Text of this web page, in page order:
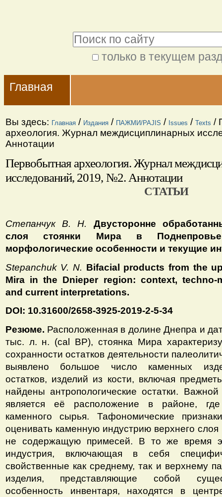
содержимому.
Перейти
навигации
только в текущем
поиск
Navigation
Главная
Вы здесь: Главная / Издания / ПАЖМИ/PAJIS / Issues / Texts /
археология. Журнал междисциплинарных
Аннотации
Первобытная археология. Журнал
исследований, 2019, №2. Аннотации
СТАТЬИ
Степанчук В. Н.
Двусторонне
слоя стоянки Мира в
морфологические особенности и текущие
Stepanchuk V. N. Bifacial products from the
Mira in the Dnieper region: context, techno-
and current interpretations.
DOI: 10.31600/2658-3925-2019-2-5-34
Резюме. Расположенная в долине Днепра и
тыс. л. н. (cal BP), стоянка Мира
сохранности остатков деятельности
выявлено большое число каменных
остатков, изделий из кости, включая
найдены антропологические остатки.
является её расположение в районе,
каменного сырья. Тафономические
оценивать каменную индустрию верхнего
не содержащую примесей. В то же время
индустрия, включающая в себя
свойственные как среднему, так и верхнему
изделия, представляющие собой
особенность инвентаря, находятся в